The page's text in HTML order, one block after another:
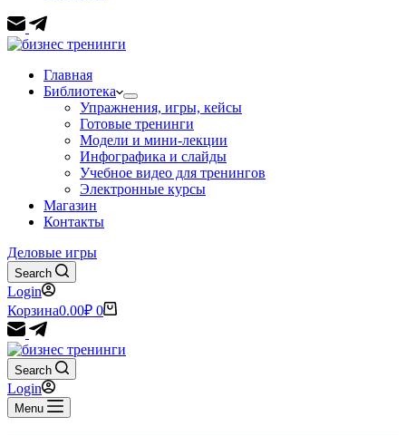
Главная
Библиотека
Упражнения, игры, кейсы
Готовые тренинги
Модели и мини-лекции
Инфографика и слайды
Учебное видео для тренингов
Электронные курсы
Магазин
Контакты
Деловые игры
Search
Login
Корзина0.00₽ 0
Search
Login
Menu